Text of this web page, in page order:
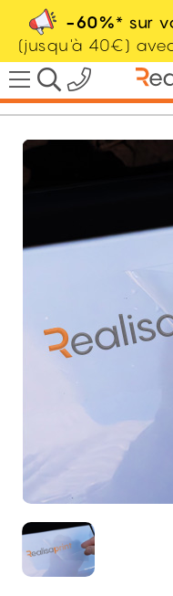
-60%* sur
(jusqu'à 40€)
/ Adhésif /
dès
0.46€ HT